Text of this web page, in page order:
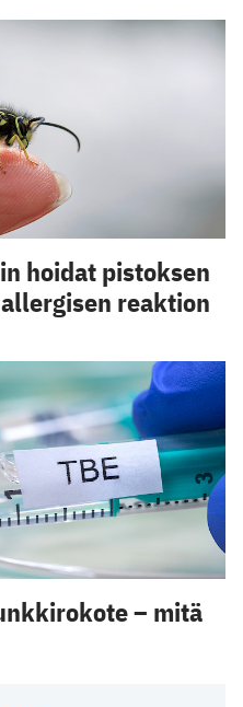
hoidat pistoksen
reaktion
– mitä